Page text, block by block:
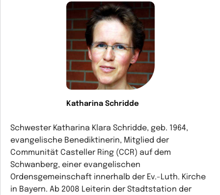
Katharina Schridde
Schwester Katharina Klara Schridde, geb. 1964,
evangelische Benediktinerin, Mitglied der
Communität Casteller Ring (CCR) auf dem
Schwanberg, einer evangelischen
Ordensgemeinschaft innerhalb der Ev.-Luth. Kirche
in Bayern. Ab 2008 Leiterin der Stadtstation der